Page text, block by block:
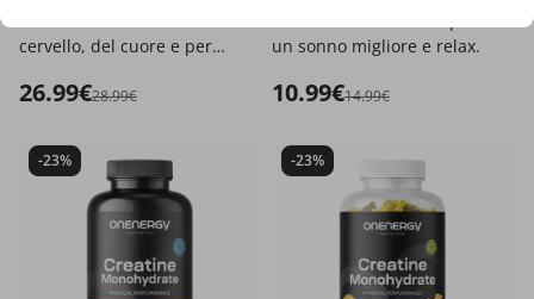
cervello, del cuore e per
26.99€28.99€
un sonno migliore e relax.
10.99€14.99€
-23% -23%